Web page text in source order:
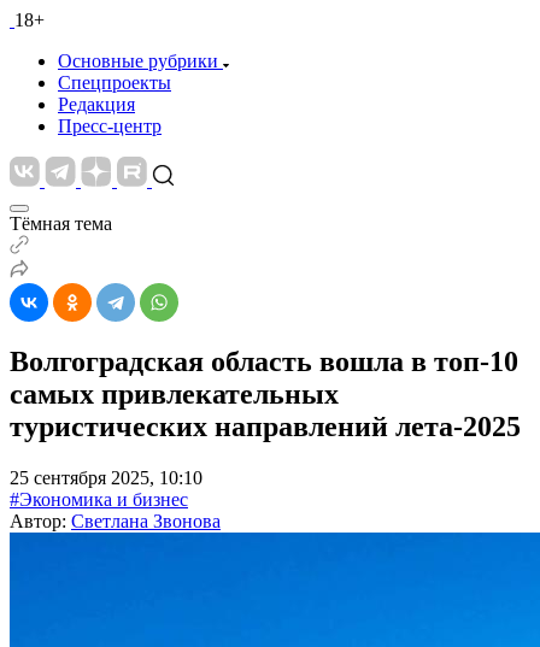
18+
Основные рубрики
Спецпроекты
Редакция
Пресс-центр
Тёмная тема
Волгоградская область вошла в топ-10
самых привлекательных
туристических направлений лета-2025
25 сентября 2025, 10:10
#Экономика и бизнес
Автор: Светлана Звонова